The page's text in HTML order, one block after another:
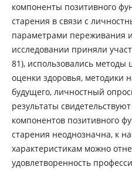
компоненты позитивного
старения в связи с
параметрами переживания
исследовании приняли
81), использовались
оценки здоровья, методики
будущего, личностный
результаты
компонентов позитивного
старения неоднозначна, к
характеристикам можно
удовлетворенность